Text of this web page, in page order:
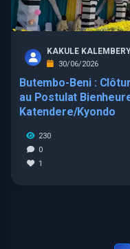
KAKULE
30/06/2026
Butembo-Beni :
au Postulat
Katendere/Kyondo
230
0
1